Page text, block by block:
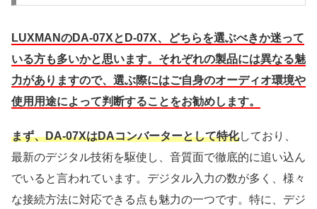
LUXMANのDA-07XとD-07X、どちらを選ぶべきか迷って
いる方も多いかと思います。それぞれの製品には異なる魅
力がありますので、選ぶ際にはご自身のオーディオ環境や
使用用途によって判断することをお勧めします。
まず、DA-07XはDAコンバーターとして特化しており、
最新のデジタル技術を駆使し、音質面で徹底的に追い込ん
でいると言われています。デジタル入力の数が多く、様々
な接続方法に対応できる点も魅力の一つです。特に、デジ